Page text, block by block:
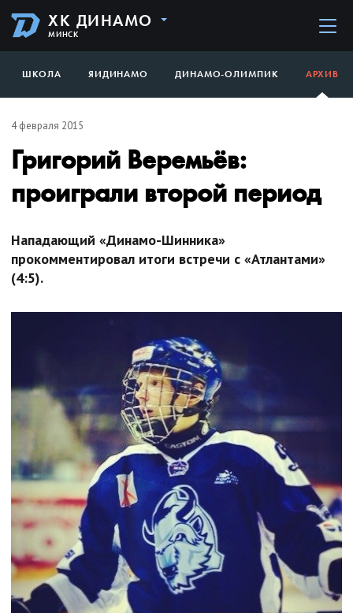
ХК ДИНАМО
МИНСК
ШКОЛА ЯИДИНАМО ДИНАМО-ОЛИМПИК АРХИВ
4 февраля 2015
Григорий Веремьёв:
проиграли второй период
Нападающий «Динамо-Шинника»
прокомментировал итоги встречи с «Атлантами»
(4:5).